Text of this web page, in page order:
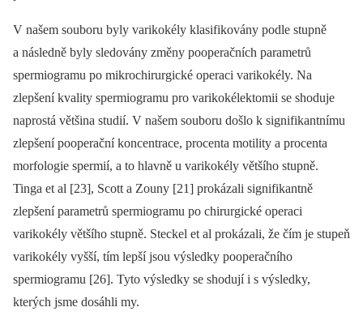
V našem souboru byly varikokély klasifikovány podle stupně
a následně byly sledovány změny pooperačních parametrů
spermiogramu po mikrochirurgické ope­raci varikokély. Na
zlepšení kvality spermiogramu pro varikokélektomii se shoduje
naprostá většina studií. V našem souboru došlo k signifikantnímu
zlepšení pooperační koncentrace, procenta motility a procenta
morfologie spermií, a to hlavně u varikokély většího stupně.
Tinga et al [23], Scott a Zouny [21] prokázali signifikantně
zlepšení parametrů spermiogramu po chirurgické operaci
varikokély většího stupně. Steckel et al prokázali, že čím je stupeň
varikokély vyšší, tím lepší jsou výsledky pooperačního
spermiogramu [26]. Tyto výsledky se shodují i s vý­sledky,
kterých jsme dosáhli my.